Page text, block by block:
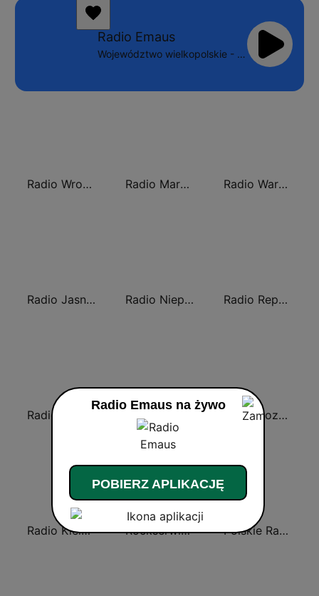
Radio Emaus
Województwo wielkopolskie - 89.8 FM
Radio Wroclaw 102.3 Radio Maryja Radio Warszawa 106.2
Radio Jasna Góra 100.6 Radio Niepokalanów Radio Republika
Radio WNET Radio Poznan
Radio Kielce 101.4 Rockserwis FM Polskie Radio Program II (PR2) Dwójka
Radio Emaus na żywo
POBIERZ APLIKACJĘ